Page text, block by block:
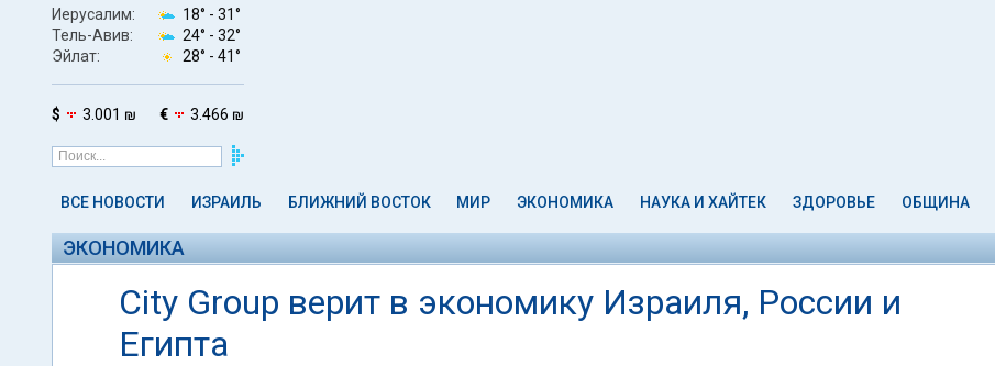
Иерусалим: 18° - 31°
Тель-Авив:
24° - 32°
Эйлат:
28° - 41°
$ 3.001 ₪ € 3.466 ₪
ВСЕ НОВОСТИ ИЗРАИЛЬ БЛИЖНИЙ ВОСТОК МИР ЭКОНОМИКА НАУКА И ХАЙТЕК ЗДОРОВЬЕ ОБЩИНА
ЭКОНОМИКА
City Group верит в экономику Израиля, России и
Египта